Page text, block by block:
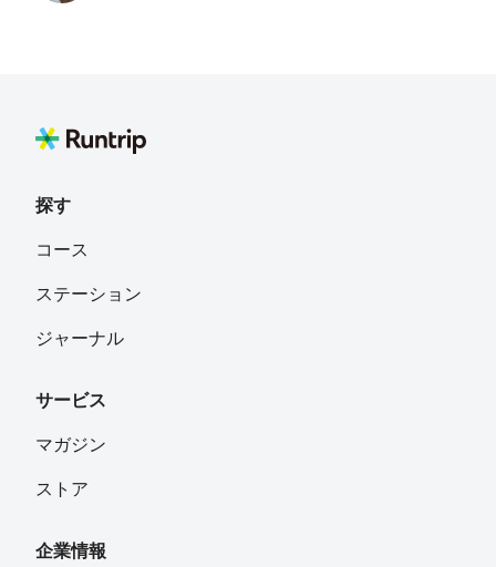
探す
コース
ステーション
ジャーナル
サービス
マガジン
ストア
企業情報